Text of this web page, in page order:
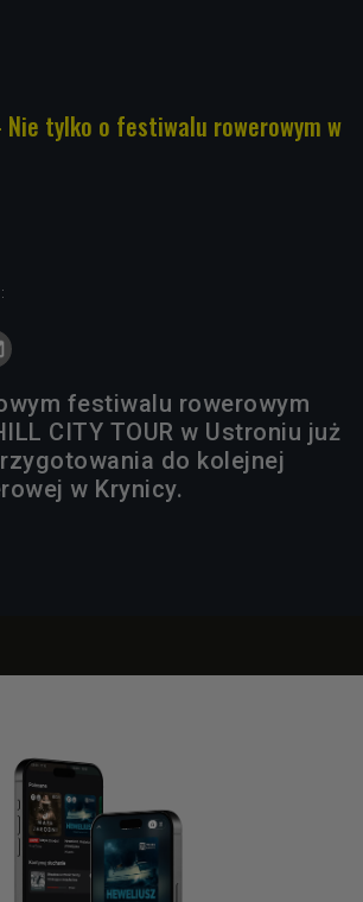
Nie tylko o festiwalu rowerowym w
festiwalu rowerowym
CITY TOUR w Ustroniu już
do kolejnej
w Krynicy.